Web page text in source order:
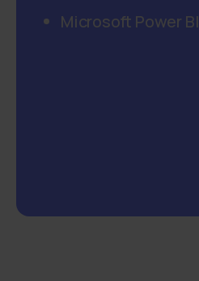
Microsoft Power BI